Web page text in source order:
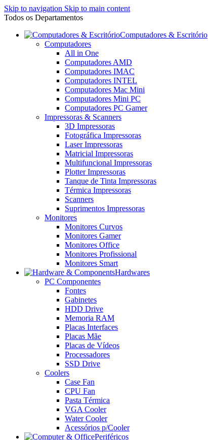
Skip to navigation Skip to main content
Todos os Departamentos
Computadores & Escritório
Computadores
All in One
Computadores AMD
Computadores IMAC
Computadores INTEL
Computadores Mac Mini
Computadores Mini PC
Computadores PC Gamer
Impressoras & Scanners
3D Impressoras
Fotográfica Impressoras
Laser Impressoras
Matricial Impressoras
Multifuncional Impressoras
Plotter Impressoras
Tanque de Tinta Impressoras
Térmica Impressoras
Scanners
Suprimentos Impressoras
Monitores
Monitores Curvos
Monitores Gamer
Monitores Office
Monitores Profissional
Monitores Smart
Hardwares
PC Componentes
Fontes
Gabinetes
HDD Drive
Memoria RAM
Placas Interfaces
Placas Mãe
Placas de Vídeos
Processadores
SSD Drive
Coolers
Case Fan
CPU Fan
Pasta Térmica
VGA Cooler
Water Cooler
Acessórios p/Cooler
Periféricos